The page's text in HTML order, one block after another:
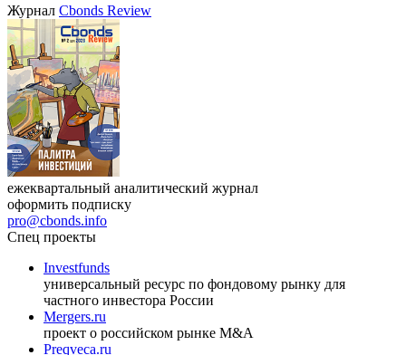
VIII международная конференция «Рынок капитала
Республики Узбекистан»
17.09.2026, Ташкент
ЖурналCbonds Review
ежеквартальный аналитический журнал
оформить подписку
pro@cbonds.info
Спец проекты
Investfunds
универсальный ресурс по фондовому рынку для